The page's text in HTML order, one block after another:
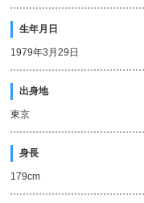
生年月日
1979年3月29日
出身地
東京
身長
179cm